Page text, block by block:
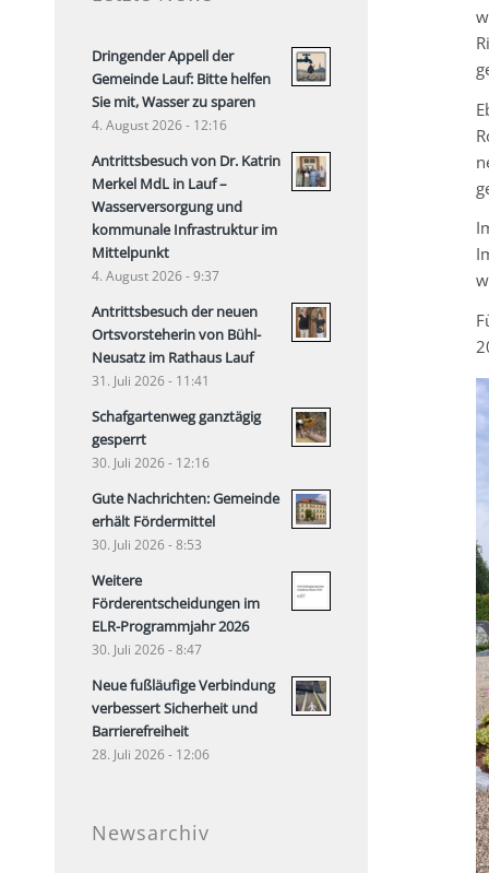
Dringender Appell der
Gemeinde Lauf: Bitte helfen
Sie mit, Wasser zu sparen
4. August 2026 - 12:16
Antrittsbesuch von Dr. Katrin
Merkel MdL in Lauf –
Wasserversorgung und
kommunale Infrastruktur im
Mittelpunkt
4. August 2026 - 9:37
Antrittsbesuch der neuen
Ortsvorsteherin von Bühl-
Neusatz im Rathaus Lauf
31. Juli 2026 - 11:41
Schafgartenweg ganztägig
gesperrt
30. Juli 2026 - 12:16
Gute Nachrichten: Gemeinde
erhält Fördermittel
30. Juli 2026 - 8:53
Weitere
Förderentscheidungen im
ELR-Programmjahr 2026
30. Juli 2026 - 8:47
Neue fußläufige Verbindung
verbessert Sicherheit und
Barrierefreiheit
28. Juli 2026 - 12:06
Newsarchiv